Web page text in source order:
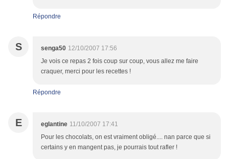
Répondre
S senga50 12/10/2007 17:56
Je vois ce repas 2 fois coup sur coup, vous allez me faire
craquer, merci pour les recettes !
Répondre
E eglantine 11/10/2007 17:41
Pour les chocolats, on est vraiment obligé.... nan parce que si
certains y en mangent pas, je pourrais tout rafler !